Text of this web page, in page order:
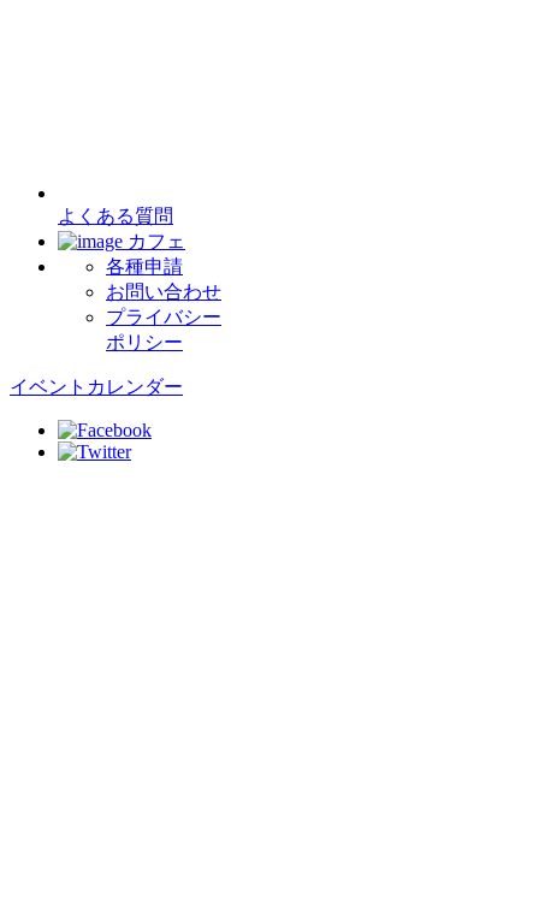
よくある質問
カフェ
各種申請
お問い合わせ
プライバシー
ポリシー
イベントカレンダー